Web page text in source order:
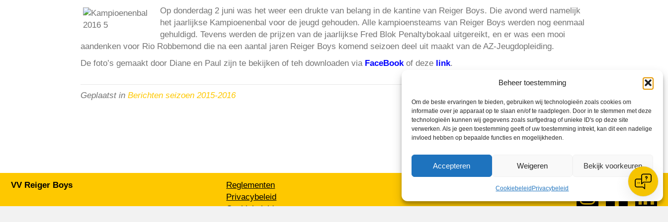
Beheer toestemming
Om de beste ervaringen te bieden, gebruiken wij technologieën zoals cookies om
informatie over je apparaat op te slaan en/of te raadplegen. Door in te stemmen met deze
technologieën kunnen wij gegevens zoals surfgedrag of unieke ID's op deze site
verwerken. Als je geen toestemming geeft of uw toestemming intrekt, kan dit een nadelige
invloed hebben op bepaalde functies en mogelijkheden.
Accepteren Weigeren Bekijk voorkeuren
Cookiebeleid Privacybeleid
Op donderdag 2 juni was het weer een drukte van belang in de kantine van Reiger Boys. Die avond werd namelijk
het jaarlijkse Kampioenenbal voor de jeugd gehouden. Alle kampioensteams van Reiger Boys werden nog eenmaal
gehuldigd. Tevens werden de prijzen van de jaarlijkse Fred Blok Penaltybokaal uitgereikt, en er was een mooi
aandenken voor Rio Robbemond die na een aantal jaren Reiger Boys komend seizoen deel uit maakt van de AZ-Jeugdopleiding.
De foto’s gemaakt door Diane en Paul zijn te bekijken of teh downloaden via FaceBookof deze link.
Geplaatst in Berichten seizoen 2015-2016
VV Reiger Boys
1705 NA Heerhugowaard
Reglementen
Privacybeleid
Cookiebeleid